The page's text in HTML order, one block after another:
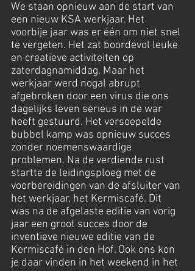
We staan opnieuw aan de start van
een nieuw KSA werkjaar. Het
voorbije jaar was er één om niet snel
te vergeten. Het zat boordevol leuke
en creatieve activiteiten op
zaterdagnamiddag. Maar het
werkjaar werd nogal abrupt
afgebroken door een virus die ons
dagelijks leven serieus in de war
heeft gestuurd. Het versoepelde
bubbel kamp was opnieuw succes
zonder noemenswaardige
problemen. Na de verdiende rust
startte de leidingsploeg met de
voorbereidingen van de afsluiter van
het werkjaar, het Kermiscafé. Dit
was na de afgelaste editie van vorig
jaar een groot succes door de
inventieve nieuwe editie van de
Kermiscafé in den Hof. Ook ons kon
je daar vinden in het weekend in het